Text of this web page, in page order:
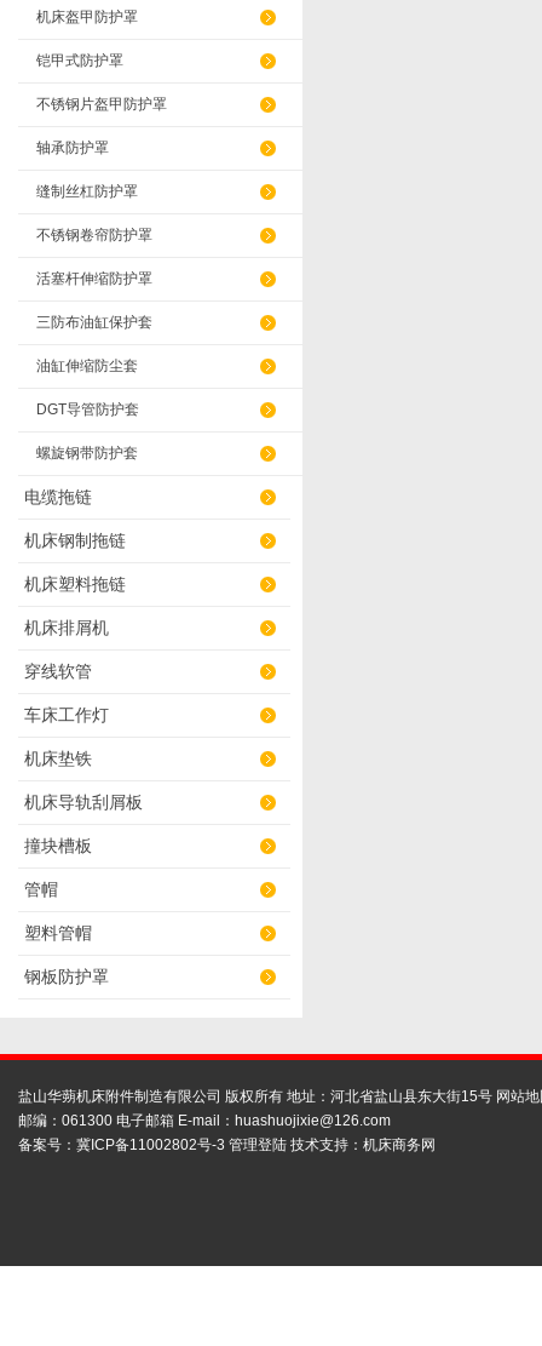
机床盔甲防护罩
铠甲式防护罩
不锈钢片盔甲防护罩
轴承防护罩
缝制丝杠防护罩
不锈钢卷帘防护罩
活塞杆伸缩防护罩
三防布油缸保护套
油缸伸缩防尘套
DGT导管防护套
螺旋钢带防护套
电缆拖链
机床钢制拖链
机床塑料拖链
机床排屑机
穿线软管
车床工作灯
机床垫铁
机床导轨刮屑板
撞块槽板
管帽
塑料管帽
钢板防护罩
盐山华蒴机床附件制造有限公司 版权所有 地址：河北省盐山县东大街15号 网站
邮编：061300 电子邮箱 E-mail： huashuojixie@126.com
备案号： 冀ICP备11002802号-3 管理登陆 技术支持： 机床商务网